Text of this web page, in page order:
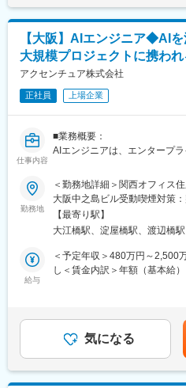
ティング・プレゼンテーショ
・英語を用いたビジネス経験
変更の範囲：会社の定める業務
業界固有のニーズ、規制、ル
ションを使用してセキュリテ
全体でサイバーリスクを軽減
（2）セキュリティエンジニア
日々進化するサイバー攻撃に
の仕組みを実現します。脅威
トなどにより脅威・脆弱性の
ンシデントレスポンスに関す
用）を提供します。
■プロジェクト事例：
・セキュリティ戦略策定（ア
ご支援
・CSIRTの高度化及びグローバ
・アプリ開発、DevSecOpsの
・お客様のグローバル拠点横
■おすすめポイント：
・豊富な案件状況より、自身
・事業会社のCISO（セキュリ
役員）になれるための育成を
通じて上下する可能性があり
表記です。
【大阪】AIエンジニア◆AI
大規模プロジェクトに携わ
アクセンチュア株式会社
正社員 上場企業
仕事内容
■業務概要：
AIエンジニアは、エンタープ
けでなく、業界・業務に関わ
わる幅広い専門知識や経験を
■役割・期待：
業界、業務を問わず、システ
移行（システム移行、業務移
設計、といった一連のシステ
・お客様の業務変革を実現す
を組み合わせたシステム開発
・アクセンチュア社内の他部
勤務地
＜勤務地詳細＞関西オフィス
大阪中之島ビル受動喫煙対策
の定める事業所
【最寄り駅】
大江橋駅、淀屋橋駅、渡辺橋駅
給与
＜予定年収＞480万円～2,500
し＜賃金内訳＞年額（基本給
気になる